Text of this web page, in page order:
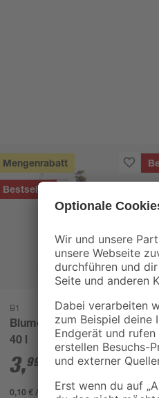
Mengenrabatt
Bestseller
B1
Blumenerde torffrei
40 l
3,99
0,10 € / Liter